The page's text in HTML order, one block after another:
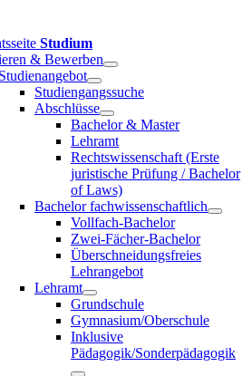
Studium
& Bewerben
Studienangebot
Studiengangssuche
Abschlüsse
Bachelor & Master
Lehramt
Rechtswissenschaft (Erste
juristische Prüfung / Bachelor
of Laws)
Bachelor fachwissenschaftlich
Vollfach-Bachelor
Zwei-Fächer-Bachelor
Überschneidungsfreies
Lehrangebot
Lehramt
Grundschule
Gymnasium/Oberschule
Inklusive
Pädagogik/Sonderpädagogik